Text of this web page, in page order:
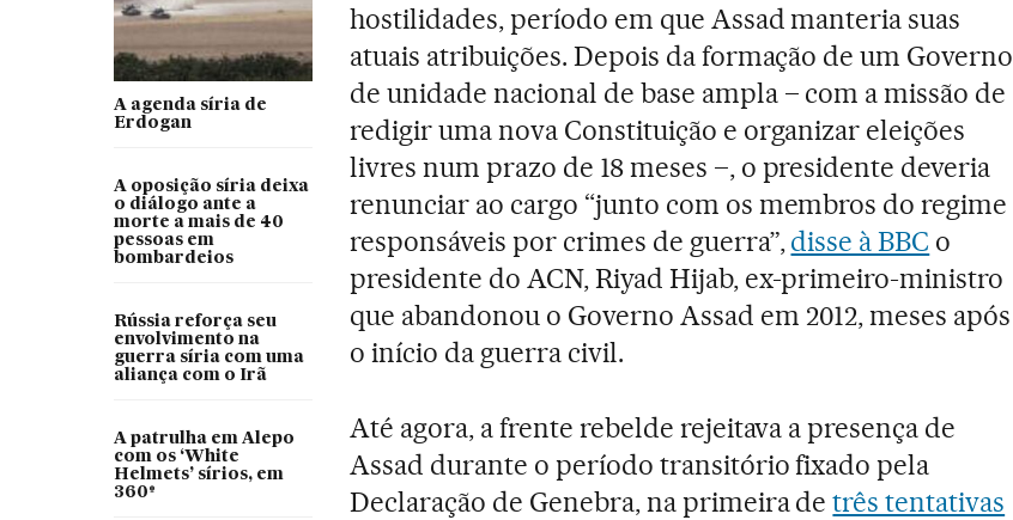
A agenda síria de
Erdogan
A oposição síria deixa
o diálogo ante a
morte a mais de 40
pessoas em
bombardeios
Rússia reforça seu
envolvimento na
guerra síria com uma
aliança com o Irã
A patrulha em Alepo
com os ‘White
Helmets’ sírios, em
360º
hostilidades, período em que Assad manteria suas
atuais atribuições. Depois da formação de um Governo
de unidade nacional de base ampla – com a missão de
redigir uma nova Constituição e organizar eleições
livres num prazo de 18 meses –, o presidente deveria
renunciar ao cargo “junto com os membros do regime
responsáveis por crimes de guerra”, disse à BBC o
presidente do ACN, Riyad Hijab, ex-primeiro-ministro
que abandonou o Governo Assad em 2012, meses após
o início da guerra civil.
Até agora, a frente rebelde rejeitava a presença de
Assad durante o período transitório fixado pela
Declaração de Genebra, na primeira detrês tentativas